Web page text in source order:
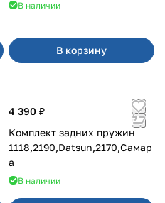
В наличии
В корзину
4 390 ₽
Комплект задних пружин
1118,2190,Datsun,2170,Самар
а
В наличии